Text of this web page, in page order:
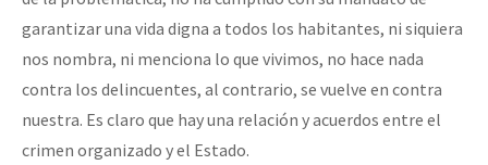
garantizar una vida digna a todos los habitantes, ni siquiera
nos nombra, ni menciona lo que vivimos, no hace nada
contra los delincuentes, al contrario, se vuelve en contra
nuestra. Es claro que hay una relación y acuerdos entre el
crimen organizado y el Estado.